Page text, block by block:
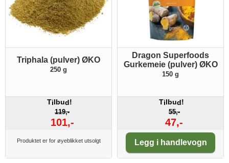
Triphala (pulver) ØKO
250 g
Tilbud!
119,-
101,-
Produktet er for øyeblikket utsolgt
Dragon Superfoods
Gurkemeie (pulver) ØKO
150 g
Tilbud!
55,-
47,-
Legg i handlevogn